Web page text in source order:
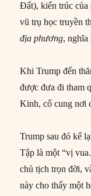
Đất), kiến trúc của
vũ trụ học truyền
địa phương, nghĩa
Khi Trump đến
được đưa đi tham
Kinh, cố cung nơi
Trump sau đó kể
Tập là một “vị
chủ tịch trọn đời,
này cho thấy một